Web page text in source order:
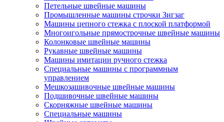
Петельные швейные машины
Промышленные машины строчки Зигзаг
Машины цепного стежка с плоской платформой
Многоигольные прямострочные швейные машины
Колонковые швейные машины
Рукавные швейные машины
Машины имитации ручного стежка
Специальные машины с программным
управлением
Мешкозашивочные швейные машины
Подшивочные швейные машины
Скорняжные швейные машины
Специальные машины